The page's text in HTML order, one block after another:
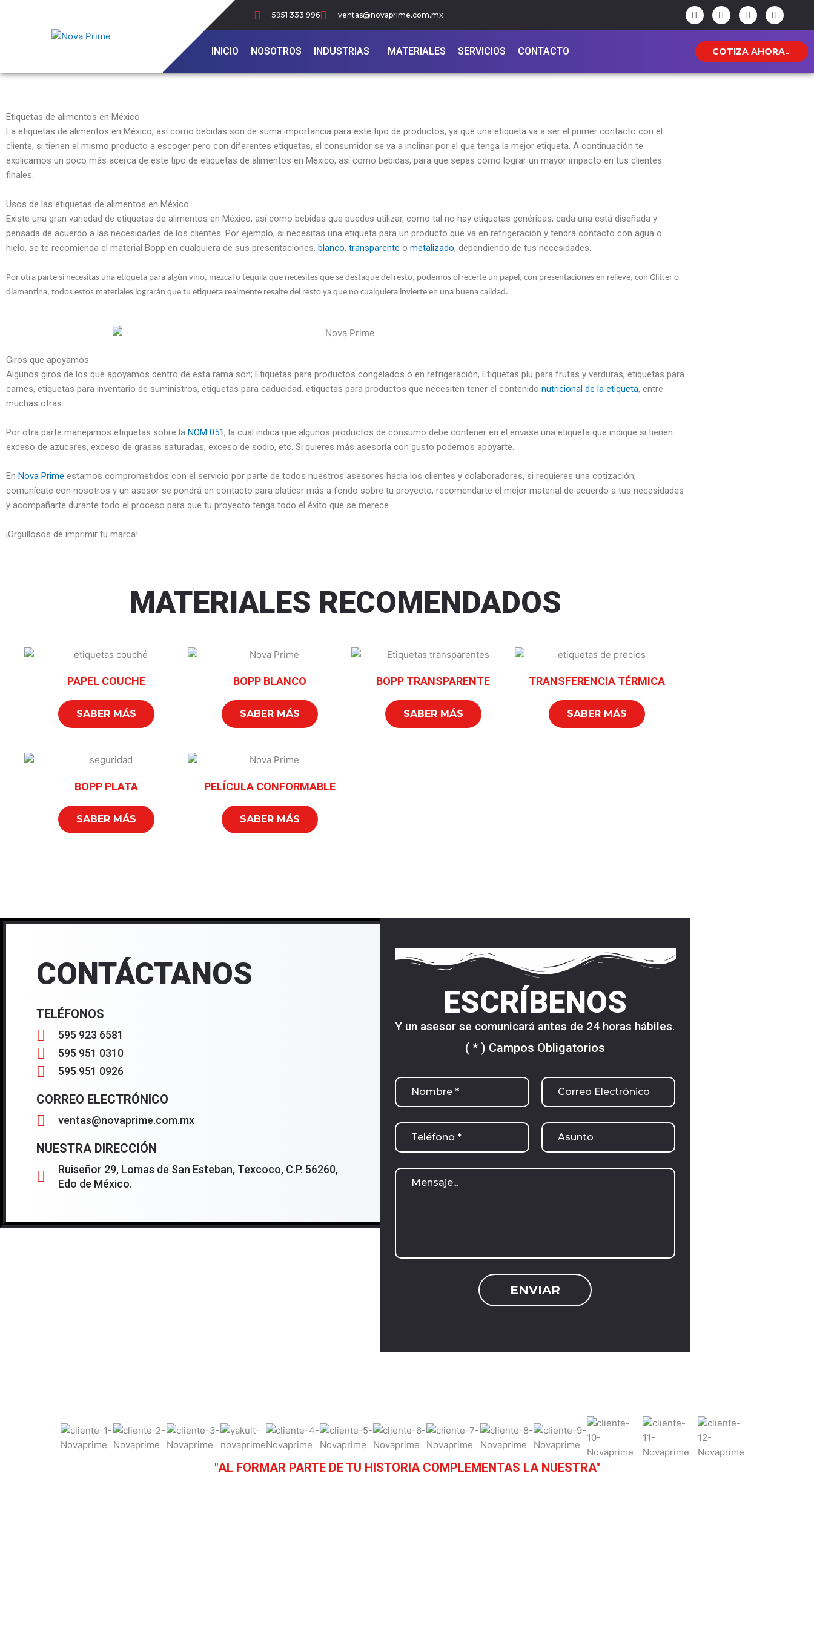
5951 333 996 ventas@novaprime.com.mx F
a
c
b
o
k
I
n
s
a
g
r
a
Y
o
u
b
e
W
h
a
s
a
p
p
INICIO NOSOTROS INDUSTRIAS MATERIALES SERVICIOS CONTACTO COTIZA AHORA
Etiquetas de alimentos en México
La etiquetas de alimentos en México, así como bebidas son de suma importancia para este tipo de productos, ya que una etiqueta va a ser el primer contacto con el
cliente, si tienen el mismo producto a escoger pero con diferentes etiquetas, el consumidor se va a inclinar por el que tenga la mejor etiqueta. A continuación te
explicamos un poco más acerca de este tipo de etiquetas de alimentos en México, así como bebidas, para que sepas cómo lograr un mayor impacto en tus clientes
finales.
Usos de las etiquetas de alimentos en México
Existe una gran variedad de etiquetas de alimentos en México, así como bebidas que puedes utilizar, como tal no hay etiquetas genéricas, cada una está diseñada y
pensada de acuerdo a las necesidades de los clientes. Por ejemplo, si necesitas una etiqueta para un producto que va en refrigeración y tendrá contacto con agua o
hielo, se te recomienda el material Bopp en cualquiera de sus presentaciones, blanco, transparente o metalizado, dependiendo de tus necesidades.
Por otra parte si necesitas una etiqueta para algún vino, mezcal o tequila que necesites que se destaque del resto, podemos ofrecerte un papel, con presentaciones en relieve, con Glitter o
diamantina, todos estos materiales lograrán que tu etiqueta realmente resalte del resto ya que no cualquiera invierte en una buena calidad.
Giros que apoyamos
Algunos giros de los que apoyamos dentro de esta rama son; Etiquetas para productos congelados o en refrigeración, Etiquetas plu para frutas y verduras, etiquetas para
carnes, etiquetas para inventario de suministros, etiquetas para caducidad, etiquetas para productos que necesiten tener el contenido nutricional de la etiqueta, entre
muchas otras.
Por otra parte manejamos etiquetas sobre la NOM 051, la cual indica que algunos productos de consumo debe contener en el envase una etiqueta que indique si tienen
exceso de azucares, exceso de grasas saturadas, exceso de sodio, etc. Si quieres más asesoría con gusto podemos apoyarte.
En Nova Prime estamos comprometidos con el servicio por parte de todos nuestros asesores hacia los clientes y colaboradores, si requieres una cotización,
comunícate con nosotros y un asesor se pondrá en contacto para platicar más a fondo sobre tu proyecto, recomendarte el mejor material de acuerdo a tus necesidades
y acompañarte durante todo el proceso para que tu proyecto tenga todo el éxito que se merece.
¡Orgullosos de imprimir tu marca!
MATERIALES RECOMENDADOS
PAPEL COUCHE
SABER MÁS
BOPP BLANCO
SABER MÁS
BOPP TRANSPARENTE
SABER MÁS
TRANSFERENCIA TÉRMICA
SABER MÁS
BOPP PLATA
SABER MÁS
PELÍCULA CONFORMABLE
SABER MÁS
CONTÁCTANOS
TELÉFONOS
595 923 6581
595 951 0310
595 951 0926
CORREO ELECTRÓNICO
ventas@novaprime.com.mx
NUESTRA DIRECCIÓN
Ruiseñor 29, Lomas de San Esteban, Texcoco, C.P. 56260,
Edo de México.
ESCRÍBENOS
Y un asesor se comunicará antes de 24 horas hábiles.
( * ) Campos Obligatorios
"AL FORMAR PARTE DE TU HISTORIA COMPLEMENTAS LA NUESTRA"